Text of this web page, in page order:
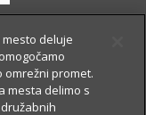
deluje
promet.
mesta delimo s